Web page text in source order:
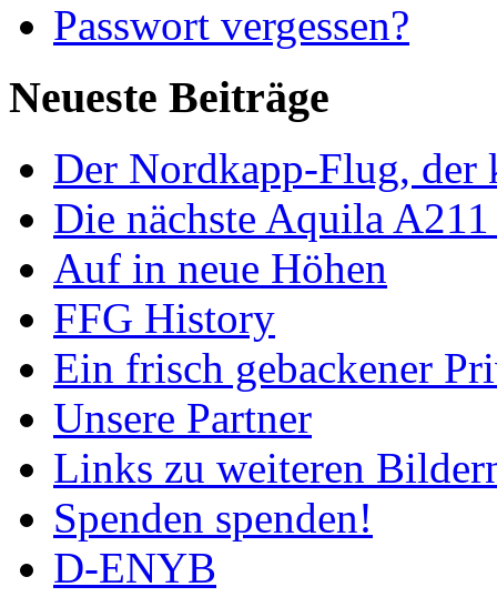
Passwort vergessen?
Neueste Beiträge
Der Nordkapp-Flug, der
Die nächste Aquila
Auf in neue Höhen
FFG History
Ein frisch gebackener
Unsere Partner
Links zu weiteren
Spenden spenden!
D-ENYB